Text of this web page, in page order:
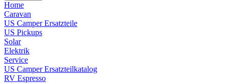
Home
Caravan
US Camper Ersatzteile
US Pickups
Solar
Elektrik
Service
US Camper Ersatzteilkatalog
RV Espresso